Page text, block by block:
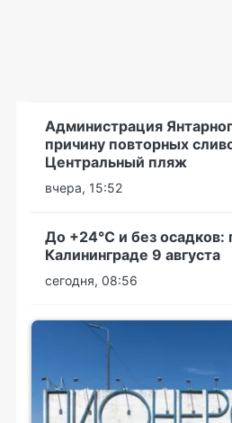
Администрация
причину повторных
Центральный пляж
вчера, 15:52
До +24°С и без осадков:
Калининграде 9 августа
сегодня, 08:56